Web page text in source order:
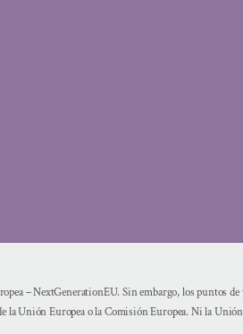
– NextGenerationEU. Sin embargo, los puntos
la Unión Europea o la Comisión Europea. Ni la